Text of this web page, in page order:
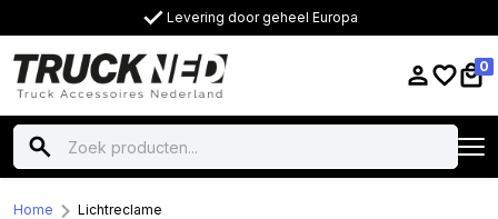
Levering door geheel Europa
0
Home Lichtreclame